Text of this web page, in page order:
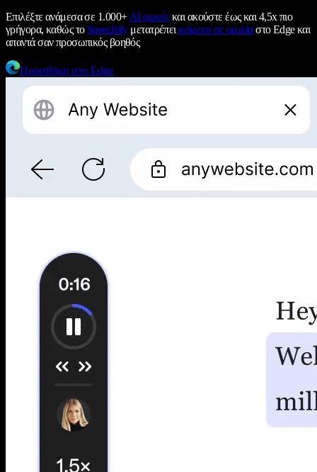
Επιλέξτε ανάμεσα σε 1.000+ AI φωνέςκαι ακούστε έως και 4,5x πιο
γρήγορα, καθώς το Speechifyμετατρέπεικείμενο σε ομιλίαστο Edge και
απαντά σαν προσωπικός βοηθός
Προσθήκη στο Edge